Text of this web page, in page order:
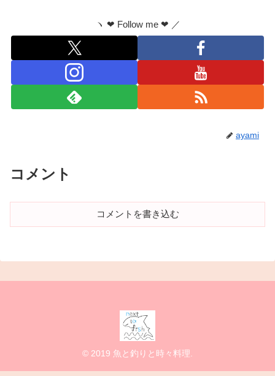
ヽ ❤︎ Follow me ❤︎ ／
ayami
コメント
コメントを書き込む
© 2019 魚と釣りと時々料理.